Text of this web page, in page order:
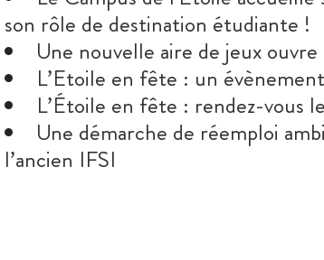
son rôle de destination étudiante !
Une nouvelle aire de jeux
L’Etoile en fête : un
L’Étoile en fête : rendez-vous
Une démarche de réemploi
l’ancien IFSI